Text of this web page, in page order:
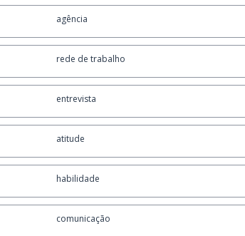
agência
rede de trabalho
entrevista
atitude
habilidade
comunicação